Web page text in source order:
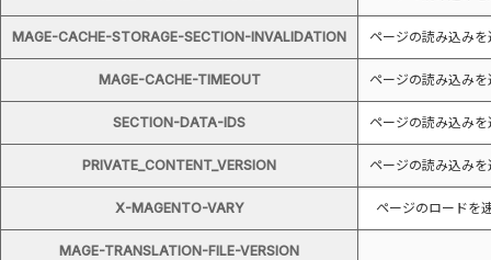
MAGE-CACHE-STORAGE-SECTION-INVALIDATION ページの読み込み
MAGE-CACHE-TIMEOUT ページの読み込み
SECTION-DATA-IDS ページの読み込み
PRIVATE_CONTENT_VERSION ページの読み込み
X-MAGENTO-VARY ページのロードを
MAGE-TRANSLATION-FILE-VERSION